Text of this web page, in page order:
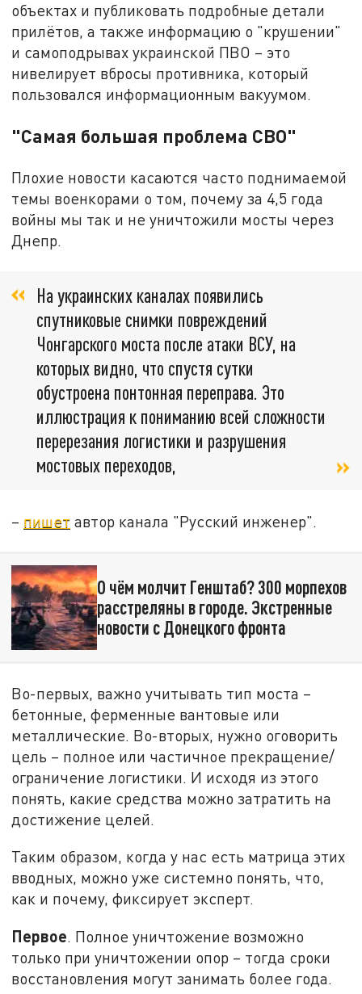
объектах и публиковать подробные детали
прилётов, а также информацию о "крушении"
и самоподрывах украинской ПВО – это
нивелирует вбросы противника, который
пользовался информационным вакуумом.
"Самая большая проблема СВО"
Плохие новости касаются часто поднимаемой
темы военкорами о том, почему за 4,5 года
войны мы так и не уничтожили мосты через
Днепр.
На украинских каналах появились
спутниковые снимки повреждений
Чонгарского моста после атаки ВСУ, на
которых видно, что спустя сутки
обустроена понтонная переправа. Это
иллюстрация к пониманию всей сложности
перерезания логистики и разрушения
мостовых переходов,
– пишет автор канала "Русский инженер".
О чём молчит Генштаб? 300 морпехов
расстреляны в городе. Экстренные
новости с Донецкого фронта
Во-первых, важно учитывать тип моста –
бетонные, ферменные вантовые или
металлические. Во-вторых, нужно оговорить
цель – полное или частичное прекращение/
ограничение логистики. И исходя из этого
понять, какие средства можно затратить на
достижение целей.
Таким образом, когда у нас есть матрица этих
вводных, можно уже системно понять, что,
как и почему, фиксирует эксперт.
Первое . Полное уничтожение возможно
только при уничтожении опор – тогда сроки
восстановления могут занимать более года.